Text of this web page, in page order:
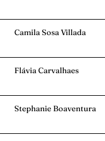
Camila Sosa Villada
Flávia Carvalhaes
Stephanie Boaventura